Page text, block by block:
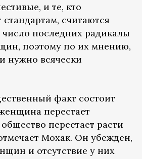
и те, кто
стандартам, считаются
последних радикалы
поэтому по их мнению,
нужно всячески
факт состоит
перестает
перестает расти
Мохак. Он убежден,
и отсутствие у них